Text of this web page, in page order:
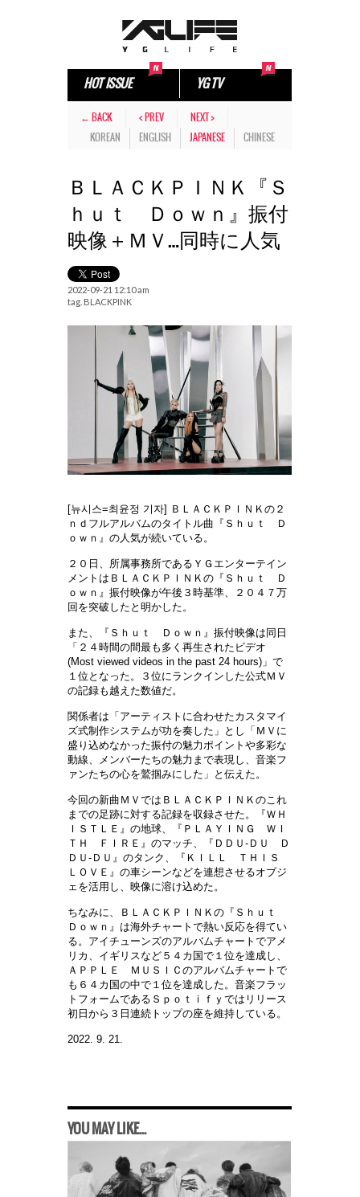
HOT ISSUE YG TV
← BACK < PREV
NEXT >
KOREAN
ENGLISH JAPANESE CHINESE
ＢＬＡＣＫＰＩＮＫ『Ｓ
ｈｕｔ Ｄｏｗｎ』振付
映像＋ＭＶ…同時に人気
2022-09-21 12:10 am
tag. BLACKPINK
[뉴시스=최윤정 기자] ＢＬＡＣＫＰＩＮＫの２
ｎｄフルアルバムのタイトル曲『Ｓｈｕｔ Ｄ
ｏｗｎ』の人気が続いている。
２０日、所属事務所であるＹＧエンターテイン
メントはＢＬＡＣＫＰＩＮＫの『Ｓｈｕｔ Ｄ
ｏｗｎ』振付映像が午後３時基準、２０４７万
回を突破したと明かした。
また、『Ｓｈｕｔ Ｄｏｗｎ』振付映像は同日
「２４時間の間最も多く再生されたビデオ
(Most viewed videos in the past 24 hours)」で
１位となった。３位にランクインした公式ＭＶ
の記録も越えた数値だ。
関係者は「アーティストに合わせたカスタマイ
ズ式制作システムが功を奏した」とし「ＭＶに
盛り込めなかった振付の魅力ポイントや多彩な
動線、メンバーたちの魅力まで表現し、音楽フ
ァンたちの心を鷲掴みにした」と伝えた。
今回の新曲ＭＶではＢＬＡＣＫＰＩＮＫのこれ
までの足跡に対する記録を収録させた。『ＷＨ
ＩＳＴＬＥ』の地球、『ＰＬＡＹＩＮＧ ＷＩ
ＴＨ ＦＩＲＥ』のマッチ、『ＤＤＵ-ＤＵ Ｄ
ＤＵ-ＤＵ』のタンク、『ＫＩＬＬ ＴＨＩＳ
ＬＯＶＥ』の車シーンなどを連想させるオブジ
ェを活用し、映像に溶け込めた。
ちなみに、ＢＬＡＣＫＰＩＮＫの『Ｓｈｕｔ
Ｄｏｗｎ』は海外チャートで熱い反応を得てい
る。アイチューンズのアルバムチャートでアメ
リカ、イギリスなど５４カ国で１位を達成し、
ＡＰＰＬＥ ＭＵＳＩＣのアルバムチャートで
も６４カ国の中で１位を達成した。音楽フラッ
トフォームであるＳｐｏｔｉｆｙではリリース
初日から３日連続トップの座を維持している。
2022. 9. 21.
YOU MAY LIKE...